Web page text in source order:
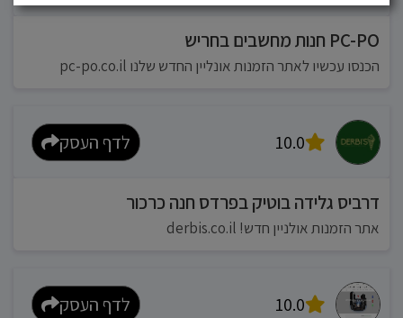
PC-PO חנות מחשבים בחריש
הכנסו עכשיו לאתר הזמנות אונליין החדש שלנו pc-po.co.il
10.0 לדף העסק
דרביס גלידה בוטיק בפרדס חנה כרכור
אתר הזמנות אולניין חדש! derbis.co.il
10.0 לדף העסק